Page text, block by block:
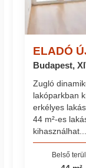
ELADÓ
Budapest,
Zugló
lakóparkban
erkélyes
44 m²-es
kihasználhat...
Belső